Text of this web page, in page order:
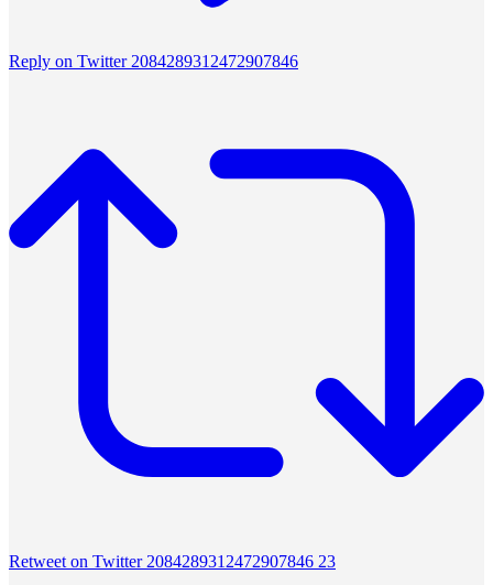
Reply on Twitter 2084289312472907846
Retweet on Twitter 2084289312472907846 23